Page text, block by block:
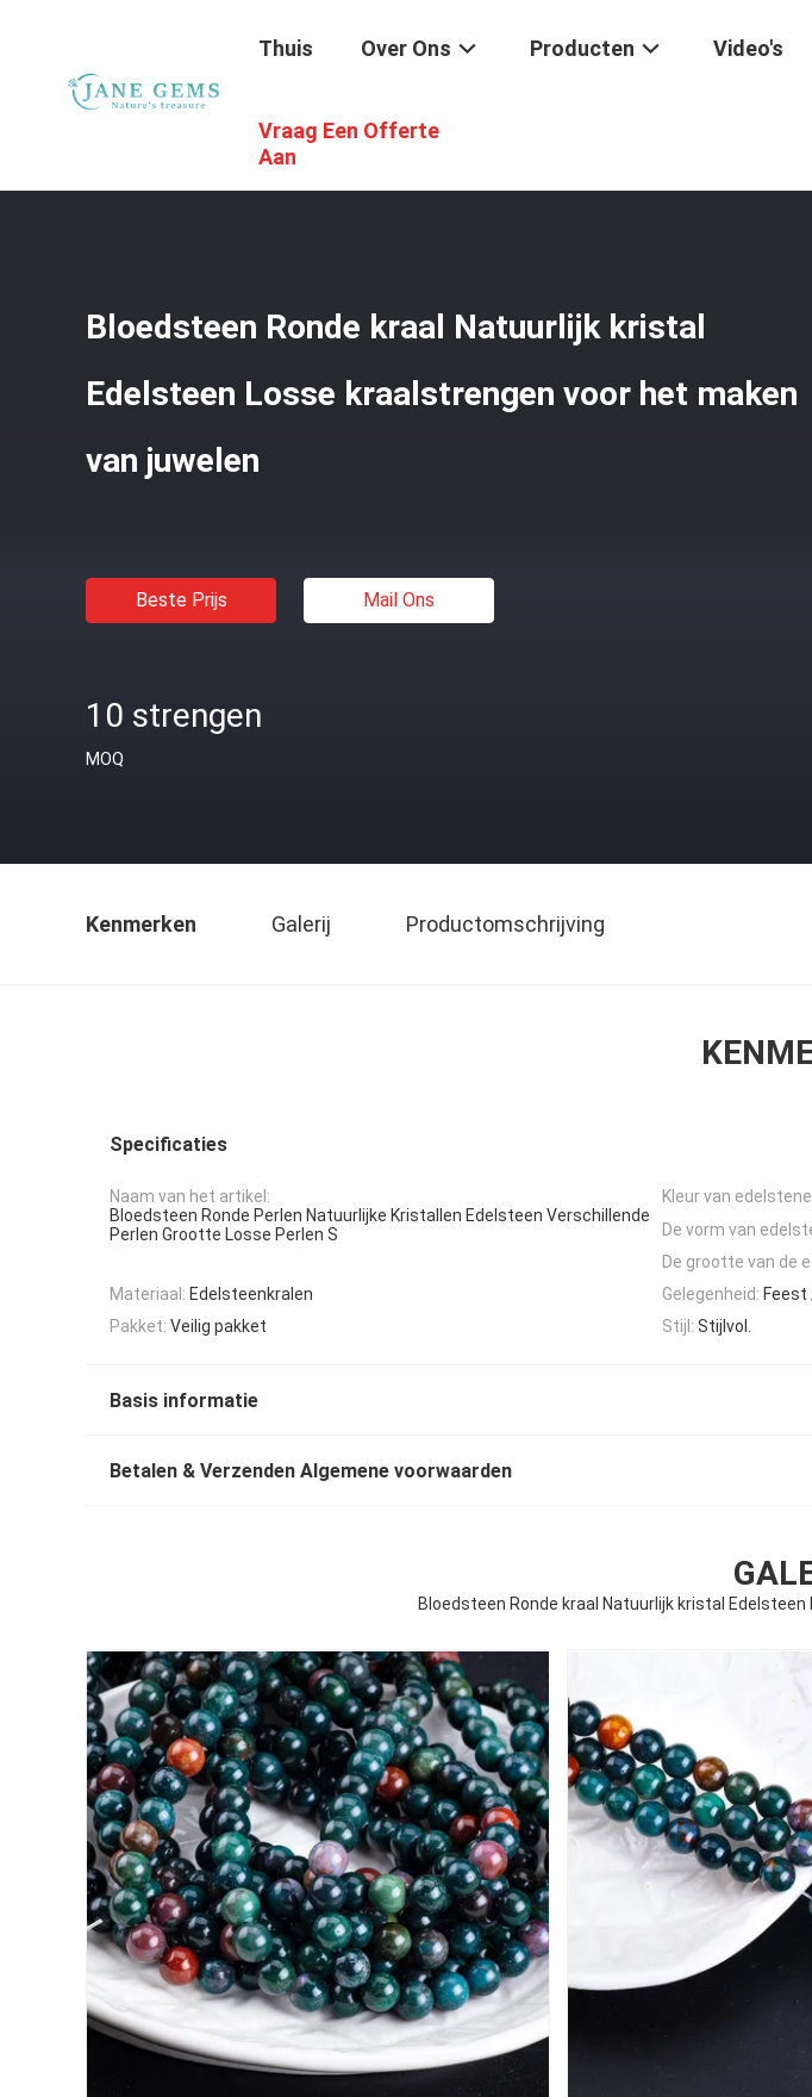
Thuis Over Ons Producten Video's
Vraag Een Offerte
Aan
Edelstenenkralen / Bloedsteen Ronde Kraal Natuurlijk Kristal Edelsteen
Bloedsteen Ronde kraal Natuurlijk kristal
Edelsteen Losse kraalstrengen voor het maken
van juwelen
Beste Prijs Mail Ons
10 strengen
MOQ
Kenmerken Galerij Productomschrijving
Specificaties
Naam van het artikel:
Bloedsteen Ronde Perlen Natuurlijke Kristallen Edelsteen Verschillende
Perlen Grootte Losse Perlen S
Kleur van
De vorm van
De grootte van de
Materiaal: Edelsteenkralen Gelegenheid: Feest
Pakket: Veilig pakket Stijl: Stijlvol.
Basis informatie
Betalen & Verzenden Algemene voorwaarden
Bloedsteen Ronde kraal Natuurlijk kristal